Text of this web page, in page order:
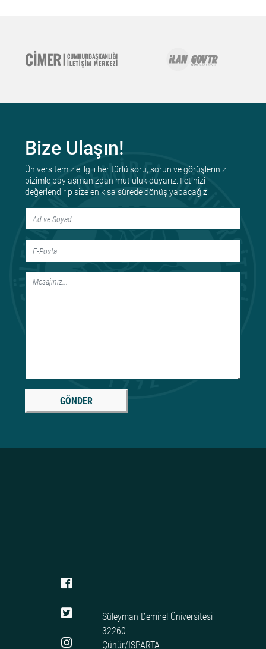
Bize Ulaşın!
Üniversitemizle ilgili her türlü soru, sorun ve görüşlerinizi
bizimle paylaşmanızdan mutluluk duyarız. İletinizi
değerlendirip size en kısa sürede dönüş yapacağız.
GÖNDER
Süleyman Demirel Üniversitesi
32260
Çünür/ISPARTA